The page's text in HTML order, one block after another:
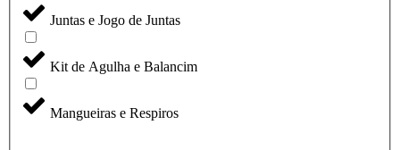
Juntas e Jogo de Juntas
Kit de Agulha e Balancim
Mangueiras e Respiros